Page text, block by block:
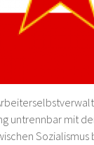
untrennbar mit